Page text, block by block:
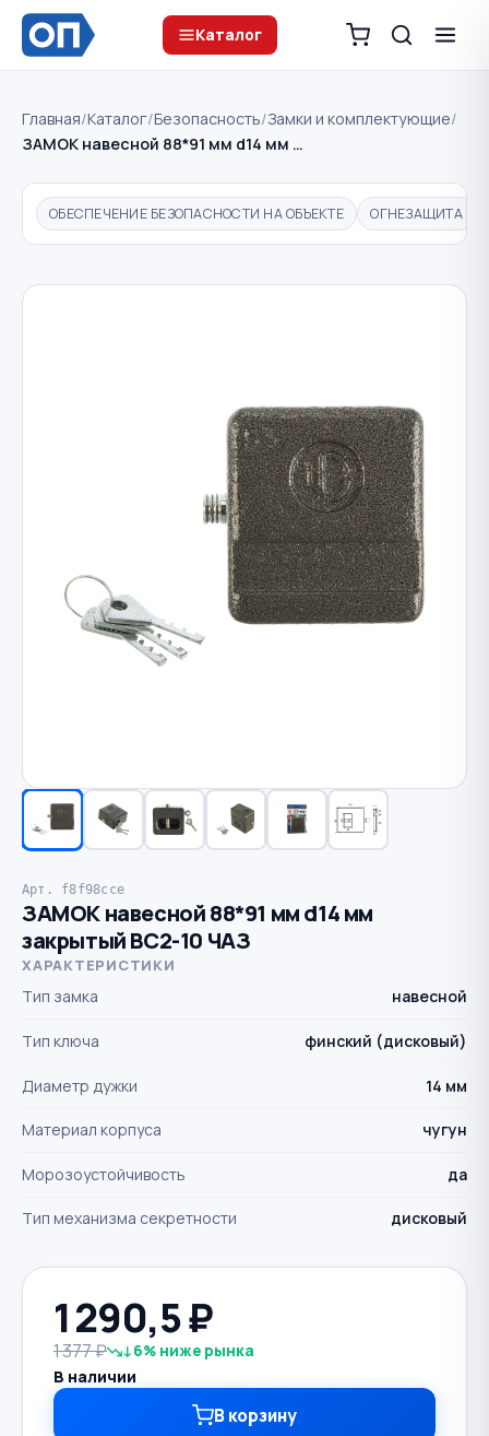
Каталог
Главная/Каталог/Безопасность/Замки и комплектующие/
ЗАМОК навесной 88*91 мм d14 мм …
ОБЕСПЕЧЕНИЕ БЕЗОПАСНОСТИ НА ОБЪЕКТЕ ОГНЕЗАЩИТА
Арт. f8f98cce
ЗАМОК навесной 88*91 мм d14 мм
закрытый ВС2-10 ЧАЗ
ХАРАКТЕРИСТИКИ
Тип замка навесной
Тип ключа финский (дисковый)
Диаметр дужки 14 мм
Материал корпуса чугун
Морозоустойчивость да
Тип механизма секретности дисковый
1 290,5₽
1 377 ₽ ↓6% ниже рынка
В наличии
В корзину